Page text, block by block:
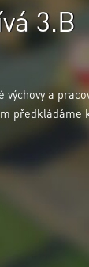
3.B
výchovy a
předkládáme